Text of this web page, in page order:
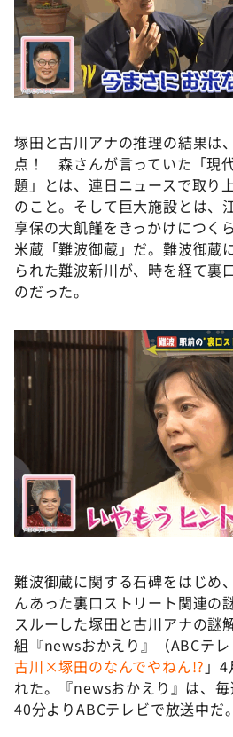
塚田と古川アナの推理の結果
点！ 森さんが言っていた「現
題」とは、連日ニュースで取り
のこと。そして巨大施設とは、
享保の大飢饉をきっかけにつく
米蔵「難波御蔵」だ。難波御蔵
られた難波新川が、時を経て裏
のだった。
難波御蔵に関する石碑をはじめ
んあった裏口ストリート関連の
スルーした塚田と古川アナの謎
組『newsおかえり』（ABCテ
古川×塚田のなんでやねん!? 」
れた。『newsおかえり』は、
40分よりABCテレビで放送中だ。